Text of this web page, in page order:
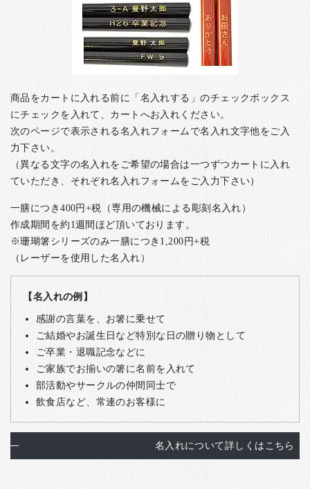
商品をカートに入れる前に「名入れする」のチェックボックス
にチェックを入れて、カートへお入れください。
次のページで表示される名入れフォームで名入れ文字他をご入
力下さい。
（異なる文字の名入れをご希望の場合は一つずつカートに入れ
ていただき、それぞれ名入れフォームをご入力下さい）
一膳につき400円+税（専用の機械による彫刻名入れ）
作成期間を約1週間ほど頂いております。
※珊瑚箸シリーズのみ一膳につき1,200円+税
（レーザーを使用した名入れ）
【名入れの例】
感謝の言葉を、お箸に乗せて
ご結婚やお誕生日など特別な日の贈り物として
ご卒業・退職記念などに
ご家族でお揃いの箸に名前を入れて
部活動やサークルの仲間同士で
飲食店など、常連のお客様に
名入れについて詳しくはこちら